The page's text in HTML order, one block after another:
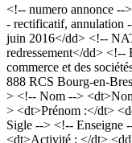
<!-- numero annonce --
- rectificatif, annulation
juin 2016</dd> <!--
redressement</dd>
commerce et des
888 RCS Bourg-en-
> <!-- Nom -->
> <dt>Prénom :</dt>
Sigle --> <!-- Enseigne
<dt>Activité : </dt>